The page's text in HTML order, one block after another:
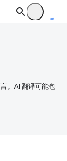
。AI 翻译可能包